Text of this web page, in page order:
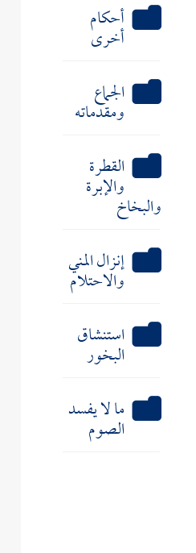
أحكام
أخرى
الجماع
ومقدماته
القطرة
والإبرة
والبخاخ
إنزال المني
والاحتلام
استنشاق
البخور
ما لا يفسد
الصوم